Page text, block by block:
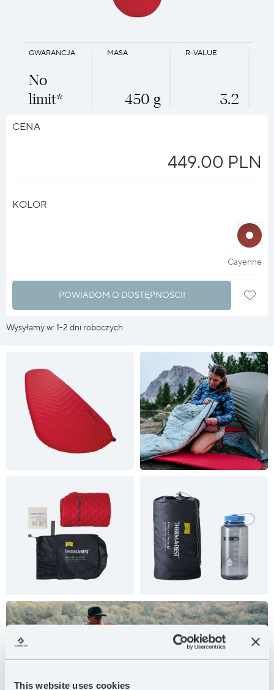
This website uses cookies
MASA
450 g
R-VALUE
3.2
GWARANCJA
No
limit*
CENA
449.00 PLN
KOLOR
halo
?
Cayenne
POWIADOM O DOSTĘPNOŚCI!
Wysyłamy w: 1-2 dni roboczych